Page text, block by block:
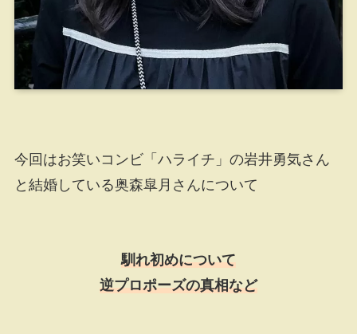
今回はお笑いコンビ「ハライチ」の岩井勇気さん
と結婚している奥森皐月さんについて
馴れ初めについて
逆プロポーズの真相など